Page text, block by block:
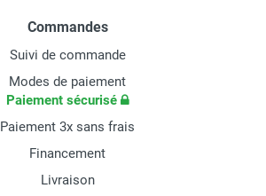
Commandes
Suivi de commande
Modes de paiement
Paiement sécurisé
Paiement 3x sans frais
Financement
Livraison